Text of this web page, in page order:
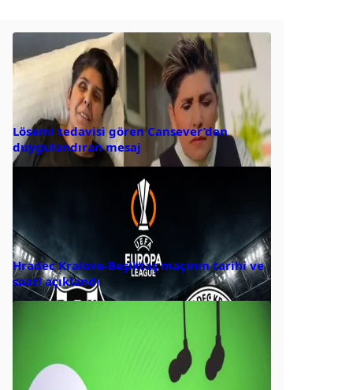
Lösemi tedavisi gören Cansever’den
duygulandıran mesaj
Hradec Kralove-Beşiktaş maçının tarihi ve
saati açıklandı